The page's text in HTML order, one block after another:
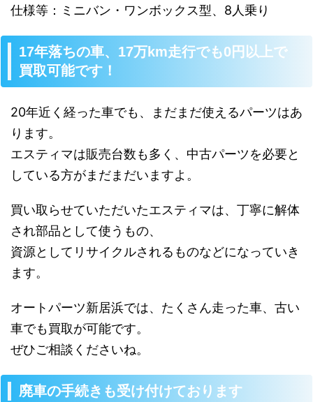
仕様等：ミニバン・ワンボックス型、8人乗り
17年落ちの車、17万km走行でも0円以上で
買取可能です！
20年近く経った車でも、まだまだ使えるパーツはあ
ります。
エスティマは販売台数も多く、中古パーツを必要と
している方がまだまだいますよ。
買い取らせていただいたエスティマは、丁寧に解体
され部品として使うもの、
資源としてリサイクルされるものなどになっていき
ます。
オートパーツ新居浜では、たくさん走った車、古い
車でも買取が可能です。
ぜひご相談くださいね。
廃車の手続きも受け付けております